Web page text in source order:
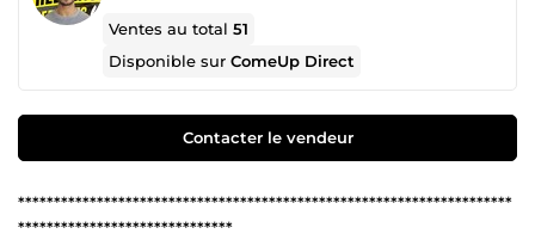
Ventes au total51
Disponible surComeUp Direct
Contacter le vendeur
*********************************************************************
******************************